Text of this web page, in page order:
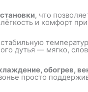
, что
и комфорт
дутья — мягко,
обогрев,
просто